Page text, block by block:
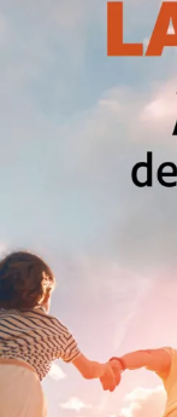
À